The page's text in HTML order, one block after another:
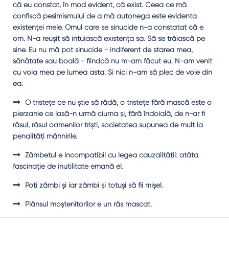
că eu constat, în mod evident, că exist. Ceea ce mă
confiscă pesimismului de a mă autonega este evidenta
existenţei mele. Omul care se sinucide n-a constatat că e
om. N-a reuşit să intuiască existenţa sa. Să se trăiască pe
sine. Eu nu mă pot sinucide - indiferent de starea mea,
sănătate sau boală - fiindcă nu m-am făcut eu. N-am venit
cu voia mea pe lumea asta. Şi nici n-am să plec de voie din
ea.
O tristeţe ce nu ştie să râdă, o tristeţe fără mască este o
pierzanie ce lasă-n urmă ciuma şi, fără îndoială, de n-ar fi
râsul, râsul oamenilor trişti, societatea supunea de mult la
penalităţi mâhnirile.
Zâmbetul e incompatibil cu legea cauzalităţii: atâta
fascinaţie de inutilitate emană el.
Poţi zâmbi şi iar zâmbi şi totuşi să fii mişel.
Plânsul moştenitorilor e un râs mascat.